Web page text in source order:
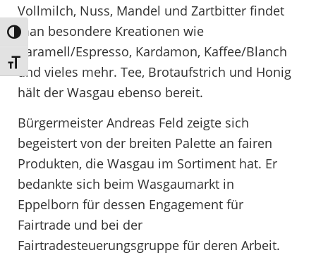
Umschalten auf hohe Kontraste
Schrift vergrößern
Vollmilch, Nuss, Mandel und Zartbitter findet
man besondere Kreationen wie
Karamell/Espresso, Kardamon, Kaffee/Blanch
und vieles mehr. Tee, Brotaufstrich und Honig
hält der Wasgau ebenso bereit.
Bürgermeister Andreas Feld zeigte sich
begeistert von der breiten Palette an fairen
Produkten, die Wasgau im Sortiment hat. Er
bedankte sich beim Wasgaumarkt in
Eppelborn für dessen Engagement für
Fairtrade und bei der
Fairtradesteuerungsgruppe für deren Arbeit.